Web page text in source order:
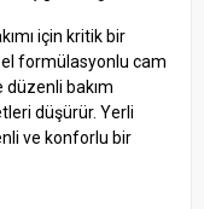
için kritik bir
formülasyonlu cam
düzenli bakım
düşürür. Yerli
ve konforlu bir